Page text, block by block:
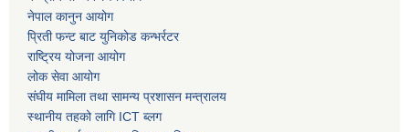
नेपाल कानुन आयोग
प्रिती फन्ट बाट युनिकोड कन्भर्रटर
राष्ट्रिय योजना आयोग
लोक सेवा आयोग
संघीय मामिला तथा सामन्य प्रशासन मन्त्रालय
स्थानीय तहको लागि ICT ब्लग